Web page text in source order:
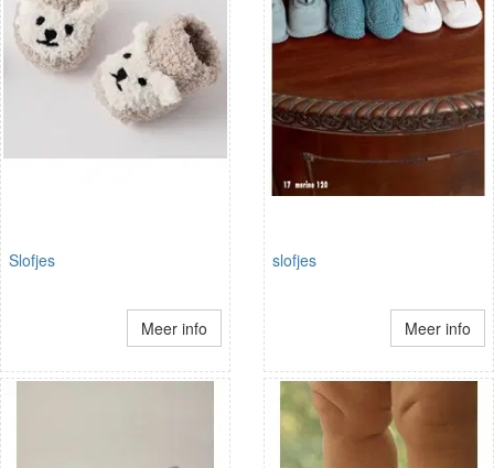
Slofjes
Meer info
slofjes
Meer info